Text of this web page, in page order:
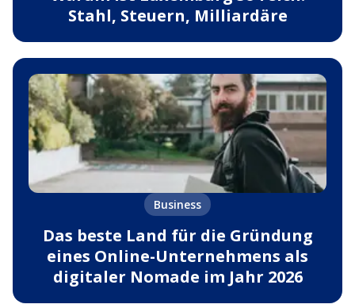
Stahl, Steuern, Milliardäre
Business
Das beste Land für die Gründung
eines Online-Unternehmens als
digitaler Nomade im Jahr 2026